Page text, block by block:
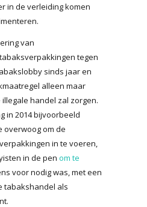
in de verleiding komen
van
tegen
sinds jaar en
alleen maar
handel zal zorgen.
in 2014 bijvoorbeeld
overwoog om de
in te voeren,
in de pen om te
voor nodig was, met een
tabakshandel als